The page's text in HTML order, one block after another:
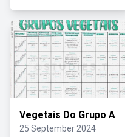
Vegetais Do Grupo A
25 September 2024